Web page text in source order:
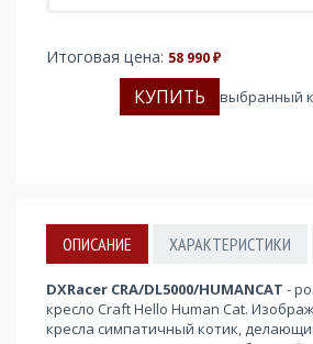
Итоговая цена: 58 990₽
выбранный
ОПИСАНИЕ ХАРАКТЕРИСТИКИ
DXRacer CRA/DL5000/HUMANCAT -
кресло Craft Hello Human Cat.
кресла симпатичный котик,